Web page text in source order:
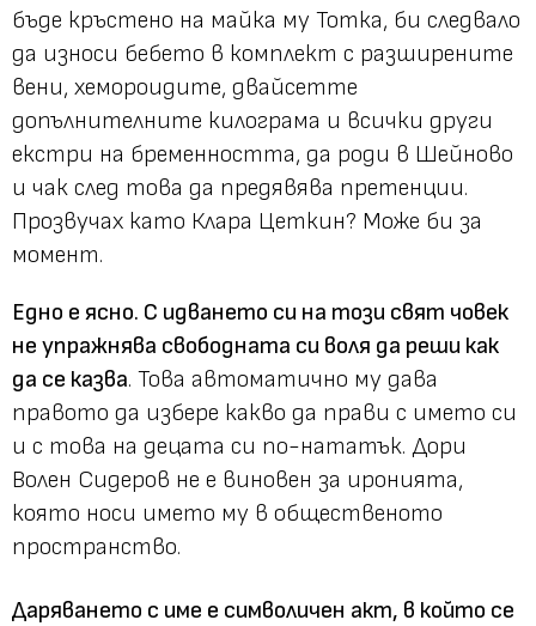
бъде кръстено на майка му Тотка, би следвало
да износи бебето в комплект с разширените
вени, хемороидите, двайсетте
допълнителните килограма и всички други
екстри на бременността, да роди в Шейново
и чак след това да предявява претенции.
Прозвучах като Клара Цеткин? Може би за
момент.
Едно е ясно. С идването си на този свят човек
не упражнява свободната си воля да реши как
да се казва. Това автоматично му дава
правото да избере какво да прави с името си
и с това на децата си по-нататък. Дори
Волен Сидеров не е виновен за иронията,
която носи името му в общественото
пространство.
Даряването с име е символичен акт, в който се